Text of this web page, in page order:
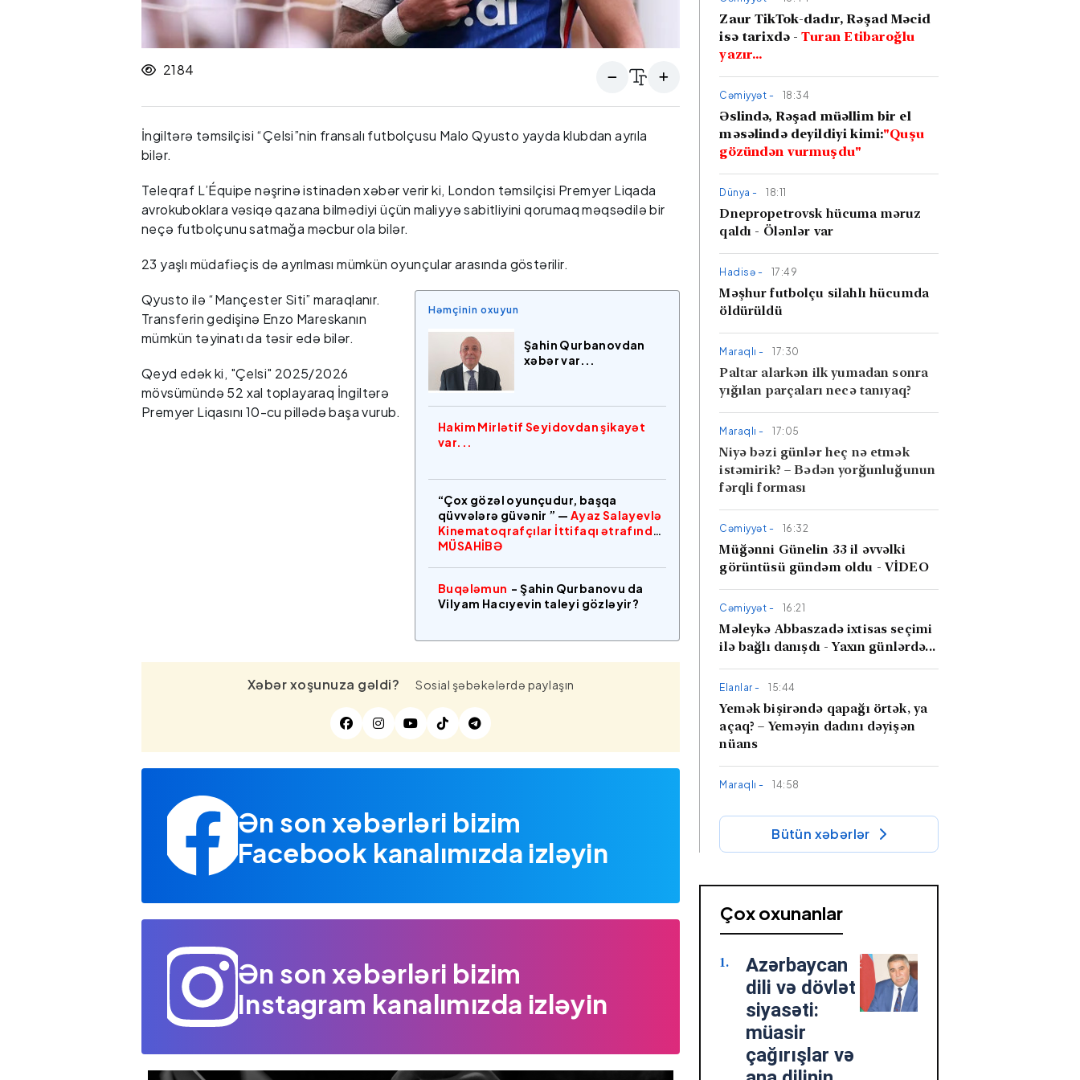
2184
İngiltərə təmsilçisi “Çelsi”nin fransalı futbolçusu Malo Qyusto yayda klubdan ayrıla
bilər.
Teleqraf L’Équipe nəşrinə istinadən xəbər verir ki, London təmsilçisi Premyer Liqada
avrokuboklara vəsiqə qazana bilmədiyi üçün maliyyə sabitliyini qorumaq məqsədilə bir
neçə futbolçunu satmağa məcbur ola bilər.
23 yaşlı müdafiəçis də ayrılması mümkün oyunçular arasında göstərilir.
Həmçinin oxuyun
Şahin Qurbanovdan
xəbər var...
Hakim Mirlətif Seyidovdan şikayət
var...
“Çox gözəl oyunçudur, başqa
qüvvələrə güvənir ” — Ayaz Salayevlə
Kinematoqrafçılar İttifaqı ətrafında
MÜSAHİBƏ
Buqələmun - Şahin Qurbanovu da
Vilyam Hacıyevin taleyi gözləyir?
Qyusto ilə “Mançester Siti” maraqlanır.
Transferin gedişinə Enzo Mareskanın
mümkün təyinatı da təsir edə bilər.
Qeyd edək ki, "Çelsi" 2025/2026
mövsümündə 52 xal toplayaraq İngiltərə
Premyer Liqasını 10-cu pillədə başa vurub.
Xəbər xoşunuza gəldi? Sosial şəbəkələrdə paylaşın
Ən son xəbərləri bizim
Facebook kanalımızda izləyin
Ən son xəbərləri bizim
Instagram kanalımızda izləyin
Zaur TikTok-dadır, Rəşad Məcid
isə tarixdə -Turan Etibaroğlu
yazır…
Cəmiyyət - 18:34
Əslində, Rəşad müəllim bir el
məsəlində deyildiyi kimi:"Quşu
gözündən vurmuşdu"
Dünya - 18:11
Dnepropetrovsk hücuma məruz
qaldı - Ölənlər var
Hadisə - 17:49
Məşhur futbolçu silahlı hücumda
öldürüldü
Maraqlı - 17:30
Paltar alarkən ilk yumadan sonra
yığılan parçaları necə tanıyaq?
Maraqlı - 17:05
Niyə bəzi günlər heç nə etmək
istəmirik? – Bədən yorğunluğunun
fərqli forması
Cəmiyyət - 16:32
Müğənni Günelin 33 il əvvəlki
görüntüsü gündəm oldu - VİDEO
Cəmiyyət - 16:21
Məleykə Abbaszadə ixtisas seçimi
ilə bağlı danışdı - Yaxın günlərdə...
Elanlar - 15:44
​Yemək bişirəndə qapağı örtək, ya
açaq? – Yeməyin dadını dəyişən
nüans
Maraqlı - 14:58
Evdəki hansı ərzaq sakitcə xarab
Maraqlı - 14:24
adını 5 saniyəyə unutmamaq üçün
nə etməli?
Cəmiyyət - 14:20
Zahid Oruc: "Ruben Vardanyan
xeyriyyəçi yox, yeni işğal
layihəsinin icraçısı idi"...
Tibb - 12:32
Bütün xəbərlər
Çox oxunanlar
Azərbaycan
dili və dövlət
siyasəti:
müasir
çağırışlar və